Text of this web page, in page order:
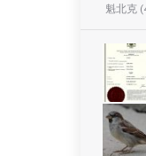
魁北克